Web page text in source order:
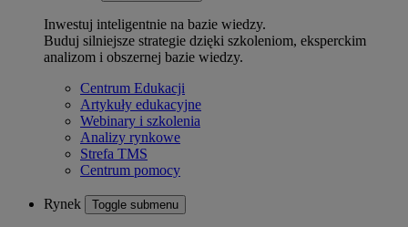
Inwestuj inteligentnie na bazie wiedzy.
Buduj silniejsze strategie dzięki szkoleniom, eksperckim
analizom i obszernej bazie wiedzy.
Centrum Edukacji
Artykuły edukacyjne
Webinary i szkolenia
Analizy rynkowe
Strefa TMS
Centrum pomocy
Rynek Toggle submenu